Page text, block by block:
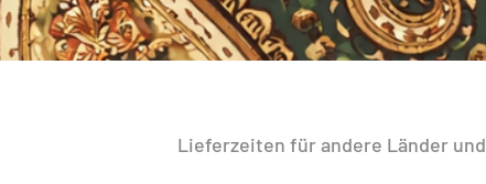
Lieferzeiten für andere Länder